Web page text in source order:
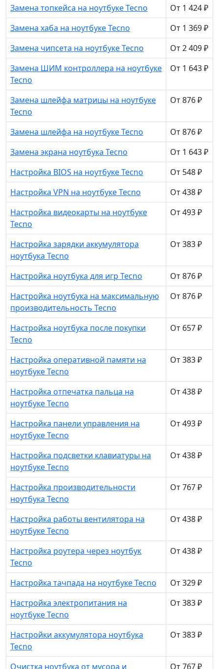
Замена топкейса на ноутбуке Tecno
От 1 424 ₽
Замена хаба на ноутбуке Tecno
От 1 369 ₽
Замена чипсета на ноутбуке Tecno
От 2 409 ₽
Замена ШИМ контроллера на ноутбуке
Tecno
От 1 643 ₽
Замена шлейфа матрицы на ноутбуке
Tecno
От 876 ₽
Замена шлейфа на ноутбуке Tecno
От 876 ₽
Замена экрана ноутбука Tecno
От 1 643 ₽
Настройка BIOS на ноутбуке Tecno
От 548 ₽
Настройка VPN на ноутбуке Tecno
От 438 ₽
Настройка видеокарты на ноутбуке
Tecno
От 493 ₽
Настройка зарядки аккумулятора
ноутбука Tecno
От 383 ₽
Настройка ноутбука для игр Tecno
От 876 ₽
Настройка ноутбука на максимальную
производительность Tecno
От 876 ₽
Настройка ноутбука после покупки
Tecno
От 657 ₽
Настройка оперативной памяти на
ноутбуке Tecno
От 383 ₽
Настройка отпечатка пальца на
ноутбуке Tecno
От 438 ₽
Настройка панели управления на
ноутбуке Tecno
От 493 ₽
Настройка подсветки клавиатуры на
ноутбуке Tecno
От 438 ₽
Настройка производительности
ноутбука Tecno
От 767 ₽
Настройка работы вентилятора на
ноутбуке Tecno
От 438 ₽
Настройка роутера через ноутбук
Tecno
От 438 ₽
Настройка тачпада на ноутбуке Tecno
От 329 ₽
Настройка электропитания на
ноутбуке Tecno
От 383 ₽
Настройки аккумулятора ноутбука
Tecno
От 383 ₽
Очистка ноутбука от мусора и От 767 ₽